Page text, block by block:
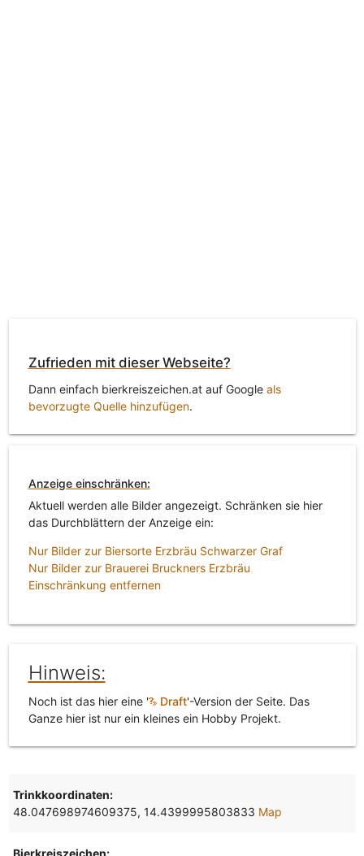
Zufrieden mit dieser Webseite?
Dann einfach bierkreiszeichen.at auf Google als
bevorzugte Quelle hinzufügen.
Anzeige einschränken:
Aktuell werden alle Bilder angezeigt. Schränken sie hier
das Durchblättern der Anzeige ein:
Nur Bilder zur Biersorte Erzbräu Schwarzer Graf
Nur Bilder zur Brauerei Bruckners Erzbräu
Einschränkung entfernen
Hinweis:
Noch ist das hier eine ' Draft'-Version der Seite. Das
Ganze hier ist nur ein kleines ein Hobby Projekt.
Trinkkoordinaten:
48.047698974609375, 14.4399995803833 Map